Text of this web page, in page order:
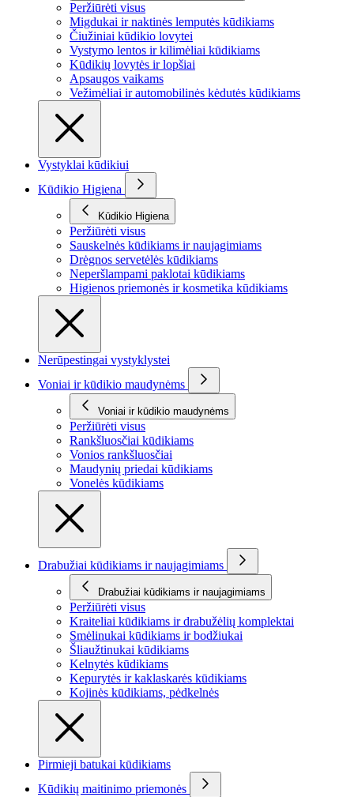
Peržiūrėti visus
Migdukai ir naktinės lemputės kūdikiams
Čiužiniai kūdikio lovytei
Vystymo lentos ir kilimėliai kūdikiams
Kūdikių lovytės ir lopšiai
Apsaugos vaikams
Vežimėliai ir automobilinės kėdutės kūdikiams
Vystyklai kūdikiui
Kūdikio Higiena
Kūdikio Higiena
Peržiūrėti visus
Sauskelnės kūdikiams ir naujagimiams
Drėgnos servetėlės kūdikiams
Neperšlampami paklotai kūdikiams
Higienos priemonės ir kosmetika kūdikiams
Nerūpestingai vystyklystei
Voniai ir kūdikio maudynėms
Voniai ir kūdikio maudynėms
Peržiūrėti visus
Rankšluosčiai kūdikiams
Vonios rankšluosčiai
Maudynių priedai kūdikiams
Vonelės kūdikiams
Drabužiai kūdikiams ir naujagimiams
Drabužiai kūdikiams ir naujagimiams
Peržiūrėti visus
Kraiteliai kūdikiams ir drabužėlių komplektai
Smėlinukai kūdikiams ir bodžiukai
Šliaužtinukai kūdikiams
Kelnytės kūdikiams
Kepurytės ir kaklaskarės kūdikiams
Kojinės kūdikiams, pėdkelnės
Pirmieji batukai kūdikiams
Kūdikių maitinimo priemonės